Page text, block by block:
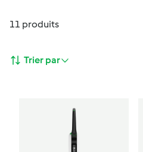
11 produits
Trier par